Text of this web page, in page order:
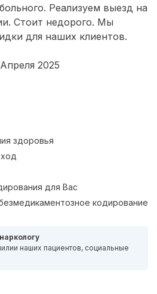
Реализуем выезд на
Стоит недорого. Мы
для наших клиентов.
2025
здоровья
для Вас
кодирование
наших пациентов, социальные